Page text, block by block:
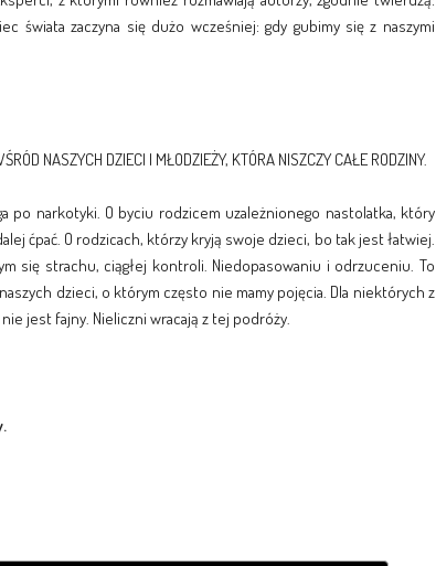
świata zaczyna się dużo wcześniej: gdy gubimy się z naszymi
NASZYCH DZIECI I MŁODZIEŻY, KTÓRA NISZCZY CAŁE RODZINY.
po narkotyki. O byciu rodzicem uzależnionego nastolatka, który
ćpać. O rodzicach, którzy kryją swoje dzieci, bo tak jest łatwiej.
się strachu, ciągłej kontroli. Niedopasowaniu i odrzuceniu. To
dzieci, o którym często nie mamy pojęcia. Dla niektórych z
jest fajny. Nieliczni wracają z tej podróży.